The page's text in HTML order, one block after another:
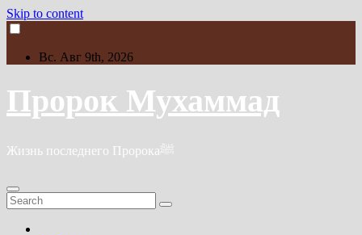
Skip to content
Вс. Авг 9th, 2026
Пророк Мухаммад
Жизнь последнего Пророкаﷺ